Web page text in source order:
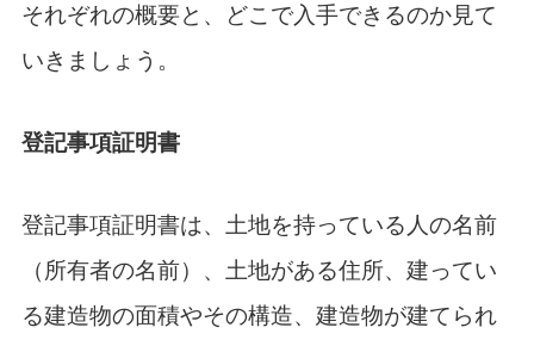
それぞれの概要と、どこで入手できるのか見て
いきましょう。
登記事項証明書
登記事項証明書は、土地を持っている人の名前
（所有者の名前）、土地がある住所、建ってい
る建造物の面積やその構造、建造物が建てられ